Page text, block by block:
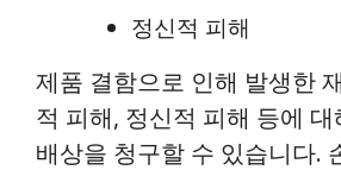
정신적 피해
제품 결함으로 인해 발생한
적 피해, 정신적 피해 등에
배상을 청구할 수 있습니다.